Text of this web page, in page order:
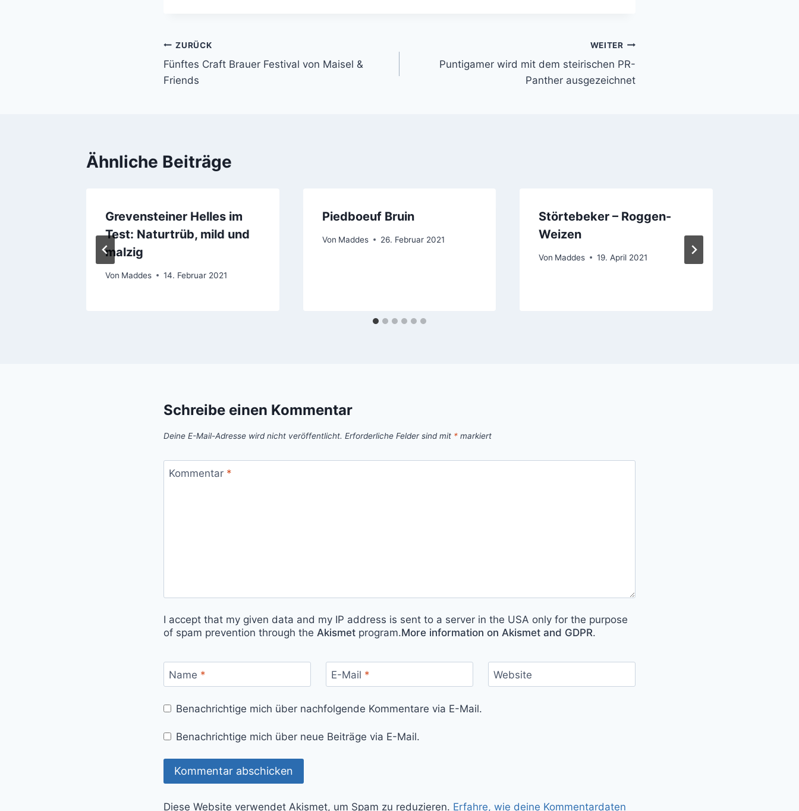
Beitragsnavigation
ZURÜCK
Fünftes Craft Brauer Festival von Maisel &
Friends
WEITER
Puntigamer wird mit dem steirischen PR-
Panther ausgezeichnet
Ähnliche Beiträge
Grevensteiner Helles im
Test: Naturtrüb, mild und
malzig
Von Maddes 14. Februar 2021
Piedboeuf Bruin
Von Maddes 26. Februar 2021
Störtebeker – Roggen-
Weizen
Von Maddes 19. April 2021
Schreibe einen Kommentar
Deine E-Mail-Adresse wird nicht veröffentlicht. Erforderliche Felder sind mit * markiert
Kommentar *
I accept that my given data and my IP address is sent to a server in the USA only for the purpose
of spam prevention through the Akismet program.More information on Akismet and GDPR.
Name * E-Mail * Website
Benachrichtige mich über nachfolgende Kommentare via E-Mail.
Benachrichtige mich über neue Beiträge via E-Mail.
Diese Website verwendet Akismet, um Spam zu reduzieren. Erfahre, wie deine Kommentardaten